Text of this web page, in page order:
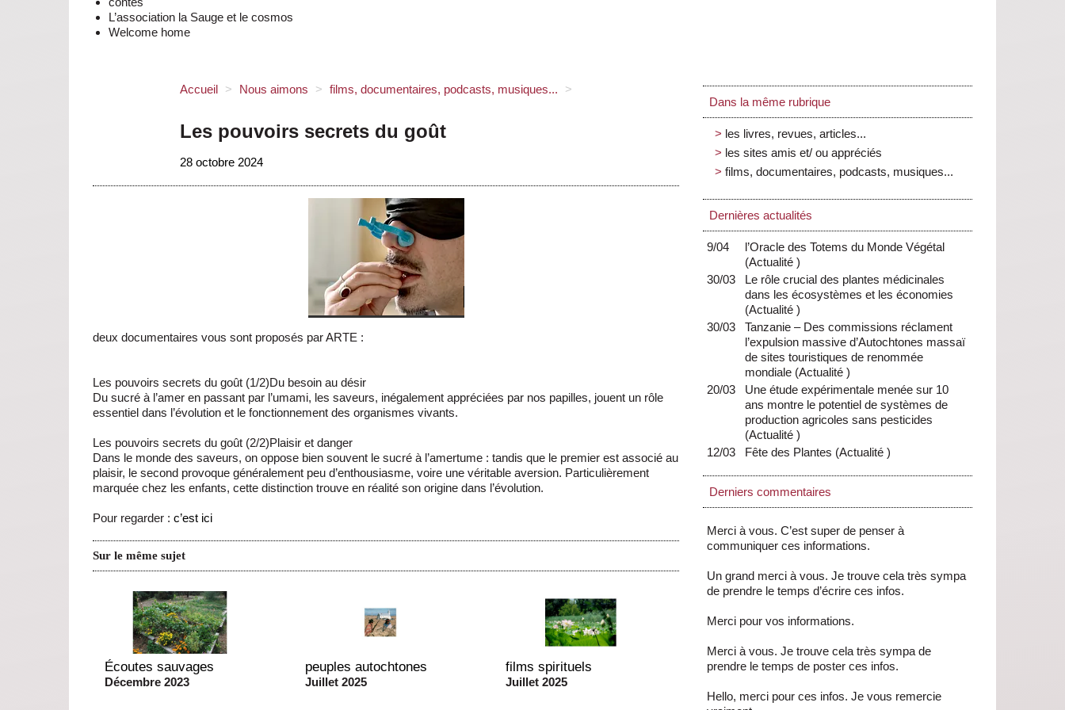
L’association la Sauge et le cosmos
Welcome home
Accueil > Nous aimons > films, documentaires, podcasts, musiques... >
Les pouvoirs secrets du goût
28 octobre 2024
deux documentaires vous sont proposés par ARTE :
Les pouvoirs secrets du goût (1/2)Du besoin au désir
Du sucré à l’amer en passant par l’umami, les saveurs, inégalement appréciées par nos papilles, jouent un rôle
essentiel dans l’évolution et le fonctionnement des organismes vivants.
Les pouvoirs secrets du goût (2/2)Plaisir et danger
Dans le monde des saveurs, on oppose bien souvent le sucré à l’amertume : tandis que le premier est associé au
plaisir, le second provoque généralement peu d’enthousiasme, voire une véritable aversion. Particulièrement
marquée chez les enfants, cette distinction trouve en réalité son origine dans l’évolution.
Pour regarder : c’est ici
Sur le même sujet
Écoutes sauvages
Décembre 2023
peuples autochtones
Juillet 2025
films spirituels
Juillet 2025
Dans la même rubrique
les livres, revues, articles...
les sites amis et/ ou appréciés
films, documentaires, podcasts, musiques...
Dernières actualités
9/04
l’Oracle des Totems du Monde Végétal
(Actualité)
30/03
Le rôle crucial des plantes médicinales
dans les écosystèmes et les économies
(Actualité)
30/03
Tanzanie – Des commissions réclament
l’expulsion massive d’Autochtones massaï
de sites touristiques de renommée
mondiale (Actualité)
20/03
Une étude expérimentale menée sur 10
ans montre le potentiel de systèmes de
production agricoles sans pesticides
(Actualité)
12/03
Fête des Plantes (Actualité)
Derniers commentaires
Merci à vous. C’est super de penser à
communiquer ces informations.
Un grand merci à vous. Je trouve cela très sympa
de prendre le temps d’écrire ces infos.
Merci pour vos informations.
Merci à vous. Je trouve cela très sympa de
prendre le temps de poster ces infos.
Hello, merci pour ces infos. Je vous remercie